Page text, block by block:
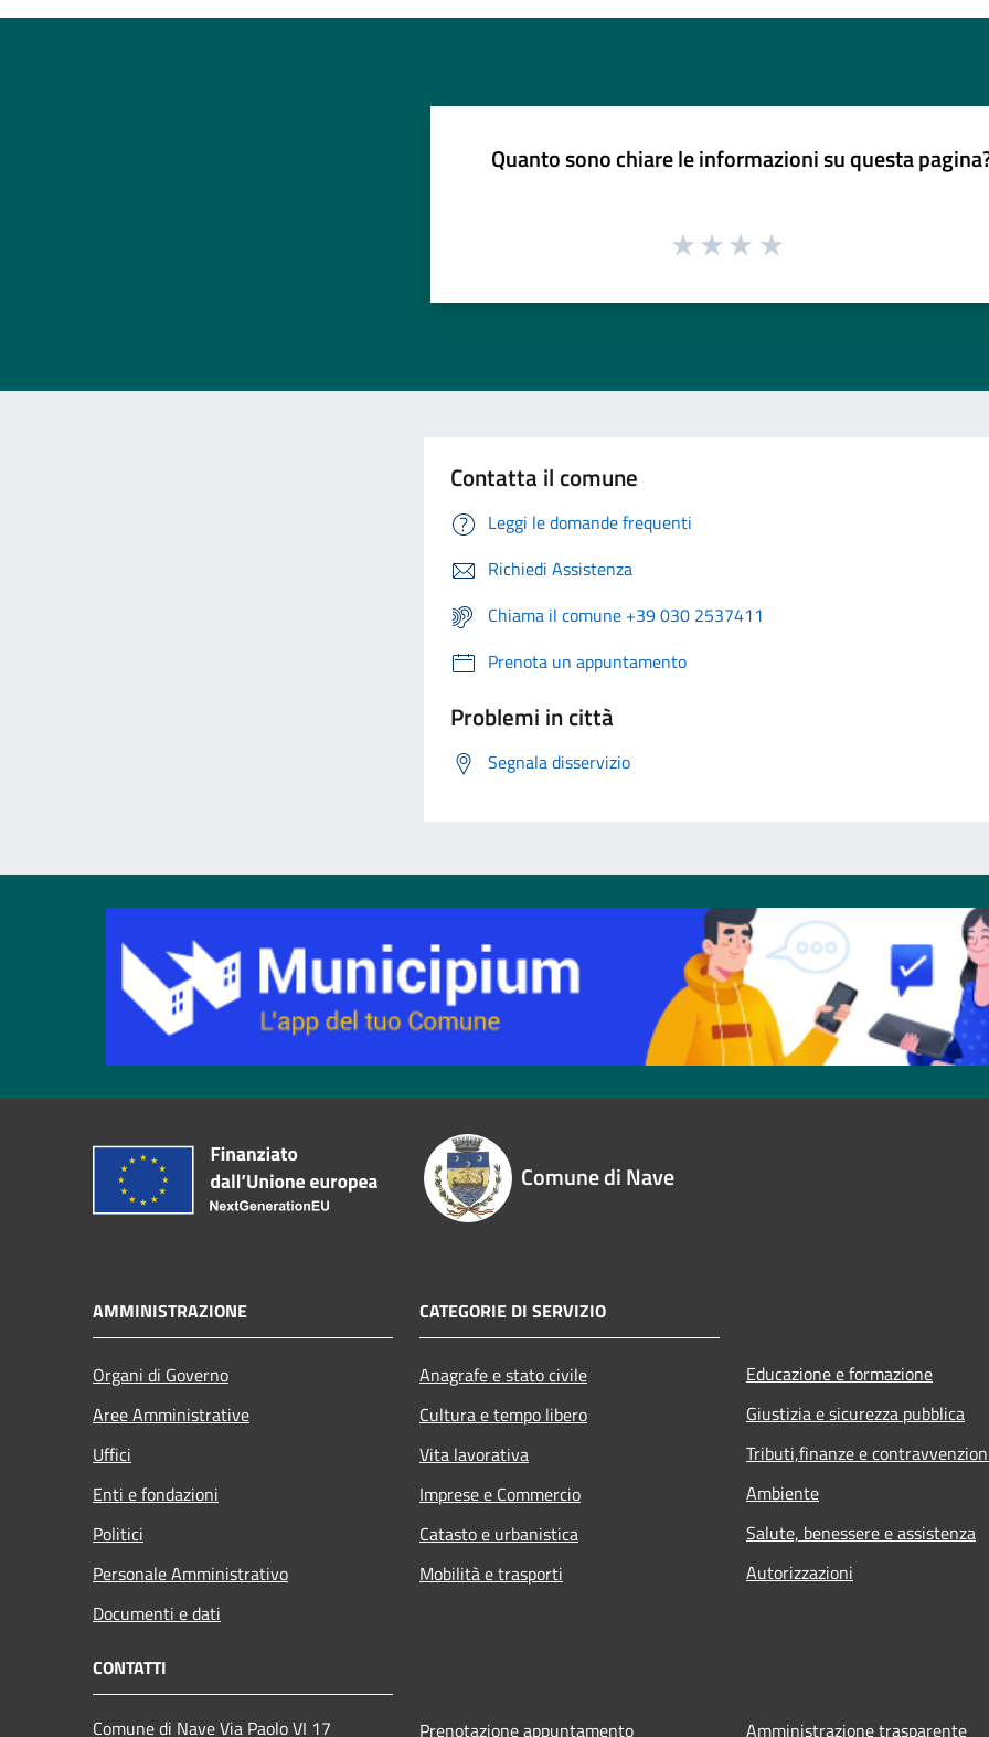
Quanto sono chiare le informazioni su questa
Contatta il comune
Leggi le domande frequenti
Richiedi Assistenza
Chiama il comune +39 030 2537411
Prenota un appuntamento
Problemi in città
Segnala disservizio
Comune di Nave
AMMINISTRAZIONE
Organi di Governo
Aree Amministrative
Uffici
Enti e fondazioni
Politici
Personale Amministrativo
Documenti e dati
CATEGORIE DI SERVIZIO
Anagrafe e stato civile
Cultura e tempo libero
Vita lavorativa
Imprese e Commercio
Catasto e urbanistica
Mobilità e trasporti
Educazione e formazione
Giustizia e sicurezza pubblica
Tributi,finanze e
Ambiente
Salute, benessere e assistenza
Autorizzazioni
CONTATTI
Comune di Nave Via Paolo VI 17 Prenotazione appuntamento Amministrazione trasparente